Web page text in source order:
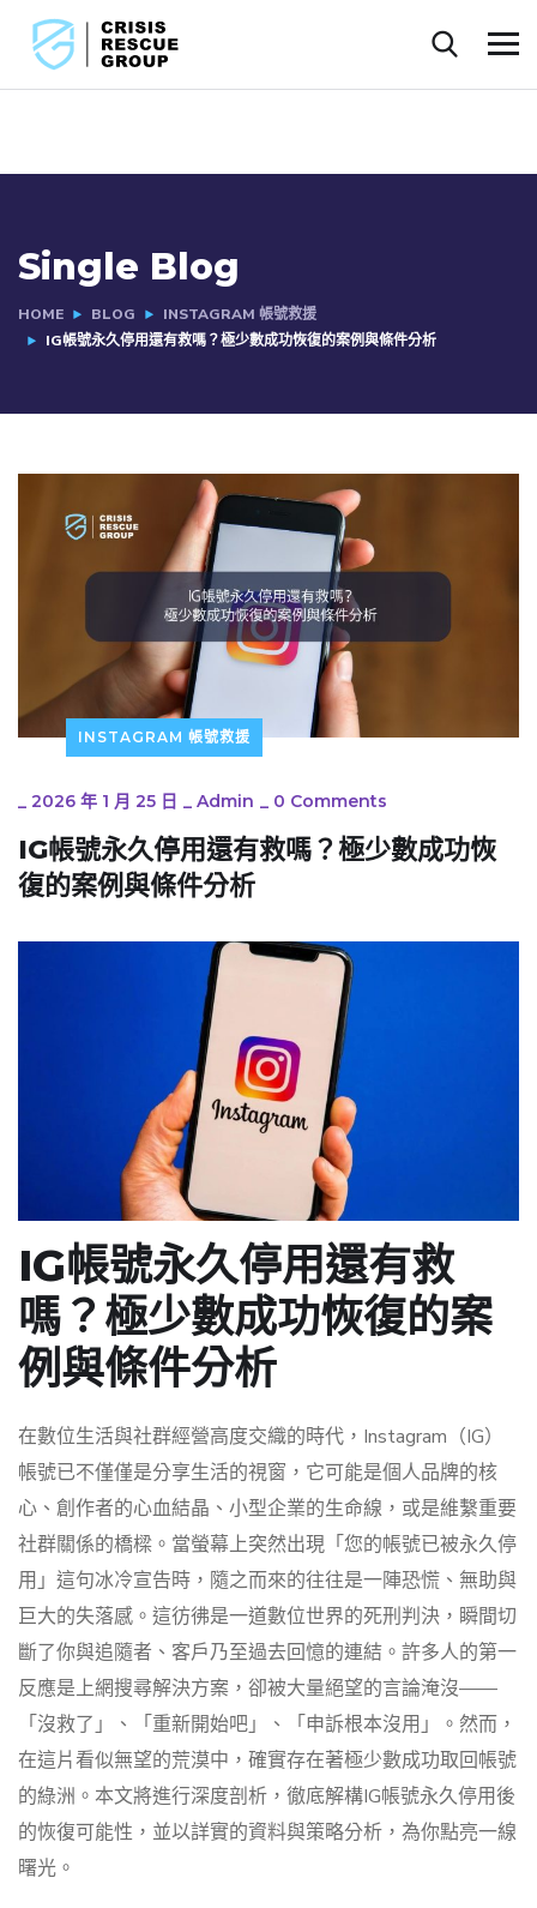
Single Blog
HOME BLOG
INSTAGRAM 帳號救援
IG帳號永久停用還有救嗎？極少數成功恢復的案例與條件分析
INSTAGRAM 帳號救援
_ 2026 年 1 月 25 日 _ Admin _ 0 Comments
IG帳號永久停用還有救嗎？極少數成功恢
復的案例與條件分析
IG帳號永久停用還有救
嗎？極少數成功恢復的案
例與條件分析
在數位生活與社群經營高度交織的時代，Instagram（IG）
帳號已不僅僅是分享生活的視窗，它可能是個人品牌的核
心、創作者的心血結晶、小型企業的生命線，或是維繫重要
社群關係的橋樑。當螢幕上突然出現「您的帳號已被永久停
用」這句冰冷宣告時，隨之而來的往往是一陣恐慌、無助與
巨大的失落感。這彷彿是一道數位世界的死刑判決，瞬間切
斷了你與追隨者、客戶乃至過去回憶的連結。許多人的第一
反應是上網搜尋解決方案，卻被大量絕望的言論淹沒——
「沒救了」、「重新開始吧」、「申訴根本沒用」。然而，
在這片看似無望的荒漠中，確實存在著極少數成功取回帳號
的綠洲。本文將進行深度剖析，徹底解構IG帳號永久停用後
的恢復可能性，並以詳實的資料與策略分析，為你點亮一線
曙光。